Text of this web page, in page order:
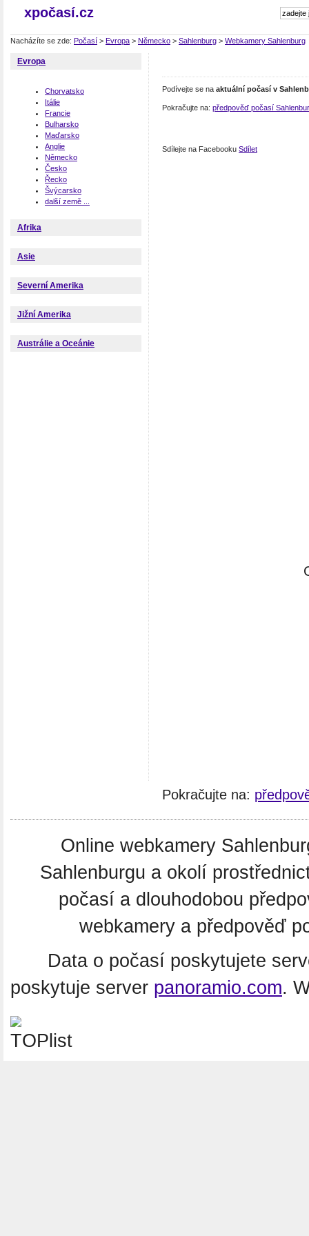
xpočasí.cz
Nacházíte se zde: Počasí > Evropa > Německo > Sahlenburg > Webkamery Sahlenburg
Evropa
Chorvatsko
Itálie
Francie
Bulharsko
Maďarsko
Anglie
Německo
Česko
Řecko
Švýcarsko
další země ...
Afrika
Asie
Severní Amerika
Jižní Amerika
Austrálie a Oceánie
Podívejte se na aktuální počasí v
Pokračujte na: předpověď počasí
Sdílejte na Facebooku Sdílet
Pokračujte na:
Online webkamery
Sahlenburgu a okolí
počasí a dlouhodobou
webkamery a předpověď
Data o počasí poskytujete
poskytuje server panoramio.com.